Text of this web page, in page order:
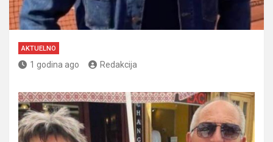
AKTUELNO
1 godina ago Redakcija